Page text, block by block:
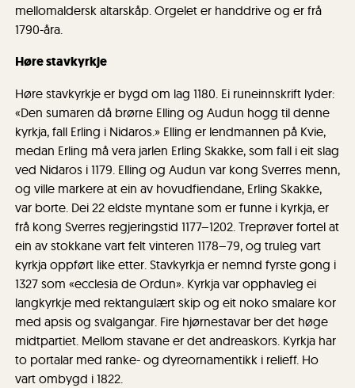
mellomaldersk altarskåp. Orgelet er handdrive og er frå
1790-åra.
Høre stavkyrkje
Høre stavkyrkje er bygd om lag 1180. Ei runeinnskrift lyder:
«Den sumaren då brørne Elling og Audun hogg til denne
kyrkja, fall Erling i Nidaros.» Elling er lendmannen på Kvie,
medan Erling må vera jarlen Erling Skakke, som fall i eit slag
ved Nidaros i 1179. Elling og Audun var kong Sverres menn,
og ville markere at ein av hovudfiendane, Erling Skakke,
var borte. Dei 22 eldste myntane som er funne i kyrkja, er
frå kong Sverres regjeringstid 1177–1202. Treprøver fortel at
ein av stokkane vart felt vinteren 1178–79, og truleg vart
kyrkja oppført like etter. Stavkyrkja er nemnd fyrste gong i
1327 som «ecclesia de Ordun». Kyrkja var opphavleg ei
langkyrkje med rektangulært skip og eit noko smalare kor
med apsis og svalgangar. Fire hjørnestavar ber det høge
midtpartiet. Mellom stavane er det andreaskors. Kyrkja har
to portalar med ranke- og dyreornamentikk i relieff. Ho
vart ombygd i 1822.